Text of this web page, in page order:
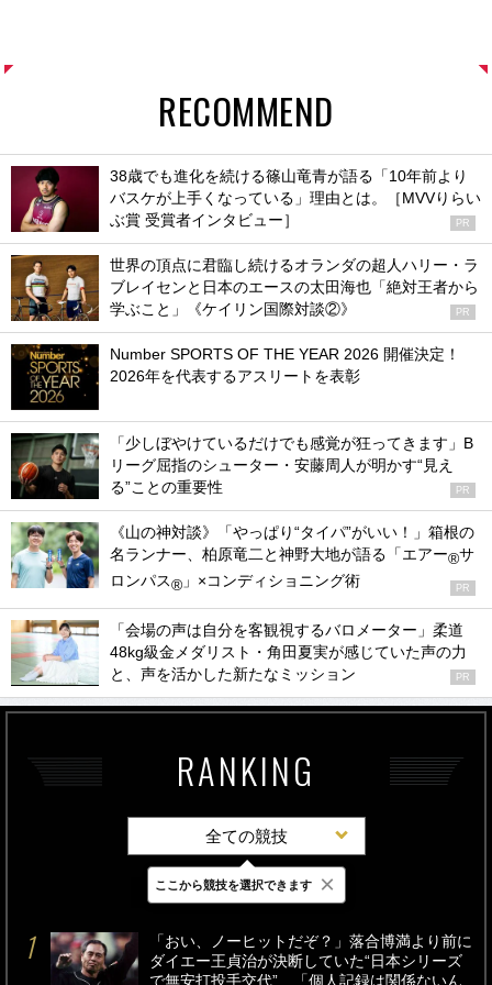
RECOMMEND
38歳でも進化を続ける篠山竜青が語る「10年前より
バスケが上手くなっている」理由とは。［MVVりらい
ぶ賞 受賞者インタビュー］
PR
世界の頂点に君臨し続けるオランダの超人ハリー・ラ
ブレイセンと日本のエースの太田海也「絶対王者から
学ぶこと」《ケイリン国際対談②》
PR
Number SPORTS OF THE YEAR 2026 開催決定！
2026年を代表するアスリートを表彰
「少しぼやけているだけでも感覚が狂ってきます」B
リーグ屈指のシューター・安藤周人が明かす“見え
る”ことの重要性
PR
《山の神対談》「やっぱり“タイパ”がいい！」箱根の
名ランナー、柏原竜二と神野大地が語る「エアー®サ
ロンパス® 」×コンディショニング術 PR
「会場の声は自分を客観視するバロメーター」柔道
48kg級金メダリスト・角田夏実が感じていた声の力
と、声を活かした新たなミッション
PR
RANKING
全ての競技
最新 24時間 週間
「おい、ノーヒットだぞ？」落合博満より前に
ダイエー王貞治が決断していた“日本シリーズ
で無安打投手交代”…「個人記録は関係ないん
ここから競技を選択できます ×